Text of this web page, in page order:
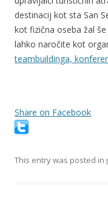
destinacij kot sta San
kot fizična oseba žal
lahko naročite kot
teambuildinga,
Share on Facebook
This entry was posted in